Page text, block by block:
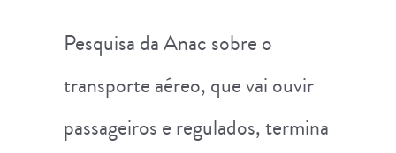
Pesquisa da Anac sobre o
transporte aéreo, que vai ouvir
passageiros e regulados, termina